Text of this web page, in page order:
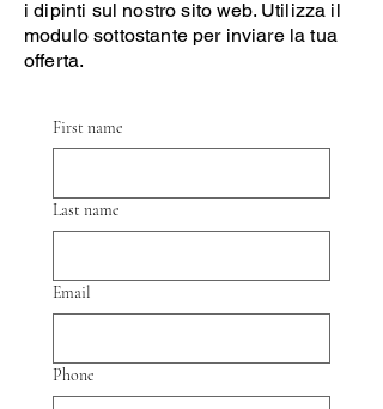
i dipinti sul nostro sito web. Utilizza il
modulo sottostante per inviare la tua
offerta.
First name
Last name
Email
Phone